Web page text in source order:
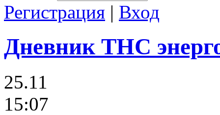
Регистрация | Вход
Дневник ТНС
25.11
15:07